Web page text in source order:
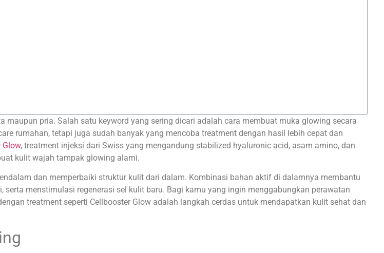
pria. Salah satu keyword yang sering dicari adalah cara membuat muka glowing secara
rumahan, tetapi juga sudah banyak yang mencoba treatment dengan hasil lebih cepat dan
Glow, treatment injeksi dari Swiss yang mengandung stabilized hyaluronic acid, asam amino, dan
kulit wajah tampak glowing alami.
dan memperbaiki struktur kulit dari dalam. Kombinasi bahan aktif di dalamnya membantu
menstimulasi regenerasi sel kulit baru. Bagi kamu yang ingin menggabungkan perawatan
treatment seperti Cellbooster Glow adalah langkah cerdas untuk mendapatkan kulit sehat dan